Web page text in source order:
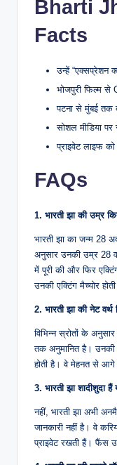
Bharti
Facts
उन्हें “एक्सप्रेशन
भोजपुरी फिल्म
पटना से मुंबई तक
सोशल मीडिया पर
प्राइवेट लाइफ
FAQs
1. भारती झा की उम्र
भारती झा का जन्म 28
अनुसार उनकी उम्र 28
में पूरी की और फिर
उनकी एक्टिंग मैच्योर
2. भारती झा की नेट वर्थ
विभिन्न स्रोतों के
तक अनुमानित है। उनकी
होती है। वे मेहनत से
3. भारती झा शादीशुदा हैं
नहीं, भारती झा अभी
जानकारी नहीं है। वे
प्राइवेट रखती हैं। फैंस